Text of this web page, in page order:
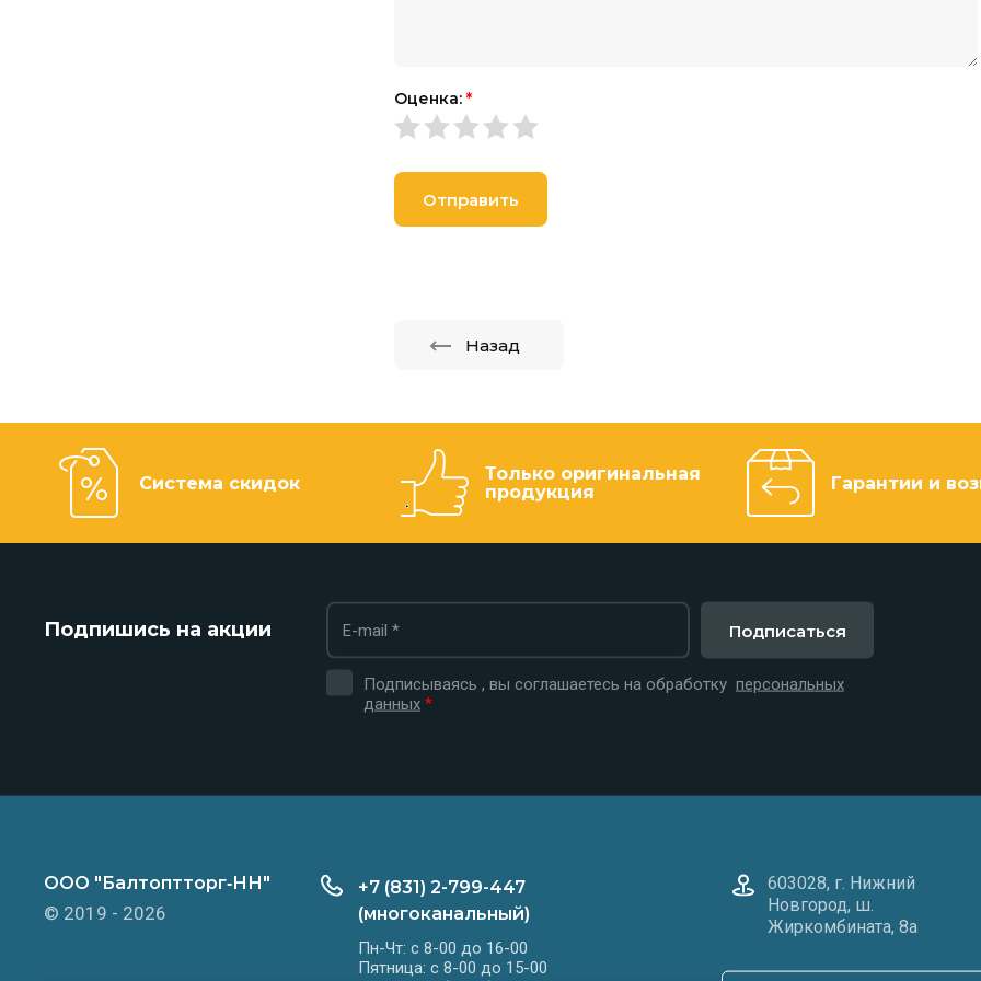
Оценка: *
Отправить
Назад
Система скидок
Только оригинальная
продукция
Гарантии и
Подпишись на акции
Подписываясь , вы соглашаетесь на обработку персональных
данных *
Подписаться
ООО "Балтоптторг‑НН"
© 2019 - 2026
+7 (831) 2-799-447
(многоканальный)
Пн-Чт: с 8-00 до 16-00
Пятница: с 8-00 до 15-00
603028, г. Нижний
Новгород, ш.
Жиркомбината, 8а